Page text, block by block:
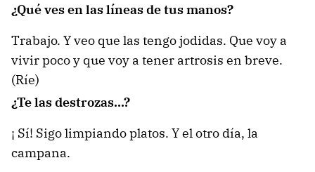
¿Qué ves en las líneas de tus manos?
Trabajo. Y veo que las tengo jodidas. Que voy a
vivir poco y que voy a tener artrosis en breve.
(Ríe)
¿Te las destrozas…?
¡ Sí! Sigo limpiando platos. Y el otro día, la
campana.